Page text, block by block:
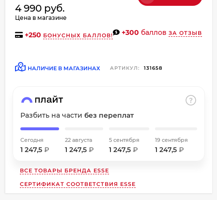
4 990 руб.
Цена в магазине
+250 БОНУСНЫХ БАЛЛОВ! +300 баллов ЗА ОТЗЫВ
НАЛИЧИЕ В МАГАЗИНАХ АРТИКУЛ: 131658
Разбить на части без переплат
Сегодня
1 247,5 ₽
22 августа
1 247,5 ₽
5 сентября
1 247,5 ₽
19 сентября
1 247,5 ₽
ВСЕ ТОВАРЫ БРЕНДА ESSE
СЕРТИФИКАТ СООТВЕТСТВИЯ ESSE
25
2 недели
8 800 302-02-51